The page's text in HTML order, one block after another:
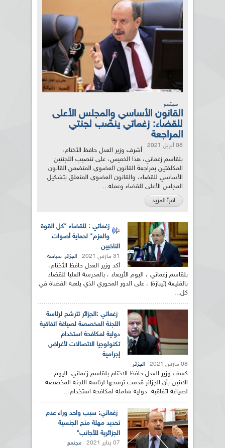
مجتمع
القانون الأساسي والمجلس الأعلى
للقضاء: زغماتي ينصّب لجنتي
المراجعة
08 أبريل 2021
أشرف وزير العدل حافظ الأختام،
بلقاسم زغماتي، هذا الخميس، على تنصيب اللجنتين
المكلفتين بمراجعة القانون العضوي المتضمن القانون
الأساسي للقضاء، والقانون العضوي المتعلق بتشكيل
المجلس الأعلى للقضاء وعمله...
اقرأ المزيد
زغماتي : للقضاء "كل القوة
والعزم" لحماية أصوات
الناخبين
31 مارس 2021 الجزائر, سياسة
أكد وزير العدل حافظ الأختام،
بلقاسم زغماتي ، اليوم الأربعاء ، بالمدرسة العليا للقضاء
بالقليعة (تيبازة) ، على الدور المحوري الذي يلعبه القضاة في
كل...
زغماتي :الجزائر تترشح لرئاسة
اللجنة المخصصة لصياغة اتفاقية
دولية لمكافحة استخدام
تكنولوجيا الاتصالات لأغراض
إجرامية
08 مارس 2021 الجزائر
كشف وزير العدل حافظ الاختام بلقاسم زغماتي اليوم
الاثنين بأن الجزائر قدمت ترشحها لرئاسة اللجنة المخصصة
لصياغة اتفاقية دولية شاملة لمكافحة استخدام...
زغماتي: سبب واحد وراء عدم
تحديد مهلة منح الجنسية
الجزائرية للأجانب"
07 يناير 2021 مجتمع